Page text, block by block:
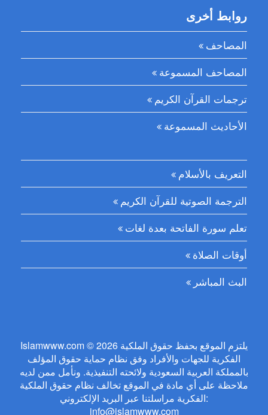
روابط أخرى
المصاحف
المصاحف المسموعة
ترجمات القرآن الكريم
الأحاديث المسموعة
التعريف بالأسلام
الترجمة الصوتية للقرآن الكريم
تعلم سورة الفاتحة بعدة لغات
أوقات الصلاة
البث المباشر
Islamwww.com © 2026 يلتزم الموقع بحفظ حقوق الملكية
الفكرية للجهات والأفراد وفق نظام حماية حقوق المؤلف
بالمملكة العربية السعودية ولائحته التنفيذية. ونأمل ممن لديه
ملاحظة على أي مادة في الموقع تخالف نظام حقوق الملكية
الفكرية مراسلتنا عبر البريد الإلكتروني:
info@islamwww.com